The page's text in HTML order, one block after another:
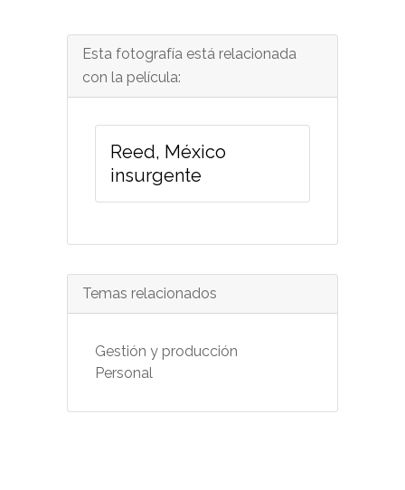
Esta fotografía está relacionada
con la película:
Reed, México
insurgente
Temas relacionados
Gestión y producción
Personal